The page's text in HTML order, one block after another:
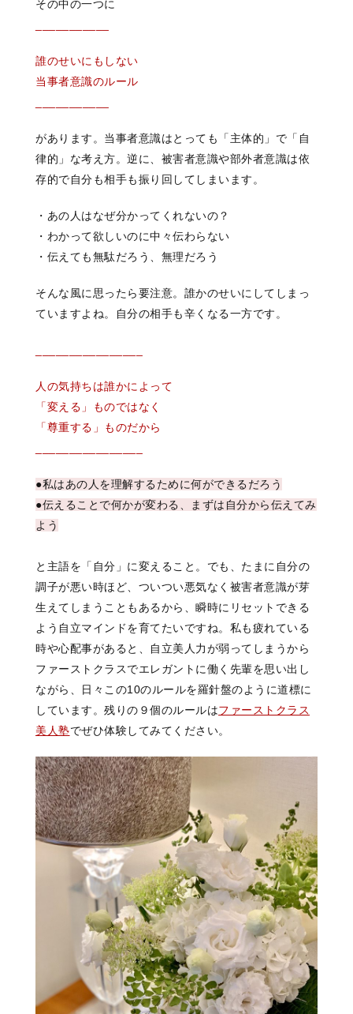
その中の一つに
誰のせいにもしない
当事者意識のルール
があります。当事者意識はとっても「主体的」で「自
律的」な考え方。逆に、被害者意識や部外者意識は依
存的で自分も相手も振り回してしまいます。
・あの人はなぜ分かってくれないの？
・わかって欲しいのに中々伝わらない
・伝えても無駄だろう、無理だろう
そんな風に思ったら要注意。誰かのせいにしてしまっ
ていますよね。自分の相手も辛くなる一方です。
人の気持ちは誰かによって
「変える」ものではなく
「尊重する」ものだから
●私はあの人を理解するために何ができるだろう
●伝えることで何かが変わる、まずは自分から伝えてみ
よう
と主語を「自分」に変えること。でも、たまに自分の
調子が悪い時ほど、ついつい悪気なく被害者意識が芽
生えてしまうこともあるから、瞬時にリセットできる
よう自立マインドを育てたいですね。私も疲れている
時や心配事があると、自立美人力が弱ってしまうから
ファーストクラスでエレガントに働く先輩を思い出し
ながら、日々この10のルールを羅針盤のように道標に
しています。残りの９個のルールはファーストクラス
美人塾でぜひ体験してみてください。